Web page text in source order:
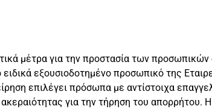
μέτρα για την προστασία των
ειδικά εξουσιοδοτημένο προσωπικό της
επιλέγει πρόσωπα με αντίστοιχα
για την τήρηση του απορρήτου. Η